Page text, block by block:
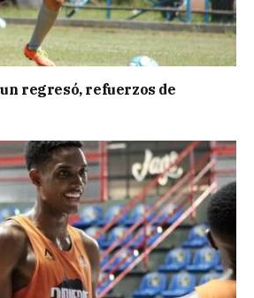
regresó, refuerzos de